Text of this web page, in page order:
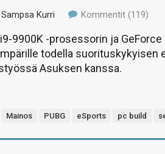
Sampsa Kurri Kommentit (119)
9900K -prosessorin ja GeForce
todella suorituskykyisen
Asuksen kanssa.
Mainos PUBG eSports pc build